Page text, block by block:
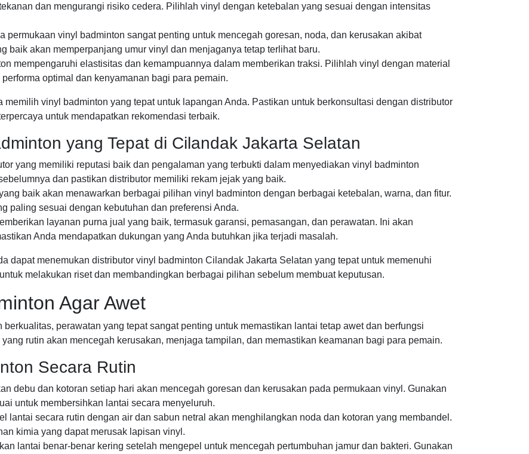
dan mengurangi risiko cedera. Pilihlah vinyl dengan ketebalan yang sesuai dengan intensitas
permukaan vinyl badminton sangat penting untuk mencegah goresan, noda, dan kerusakan akibat
baik akan memperpanjang umur vinyl dan menjaganya tetap terlihat baru.
mempengaruhi elastisitas dan kemampuannya dalam memberikan traksi. Pilihlah vinyl dengan material
optimal dan kenyamanan bagi para pemain.
memilih vinyl badminton yang tepat untuk lapangan Anda. Pastikan untuk berkonsultasi dengan distributor
untuk mendapatkan rekomendasi terbaik.
yang Tepat di Cilandak Jakarta Selatan
yang memiliki reputasi baik dan pengalaman yang terbukti dalam menyediakan vinyl badminton
dan pastikan distributor memiliki rekam jejak yang baik.
baik akan menawarkan berbagai pilihan vinyl badminton dengan berbagai ketebalan, warna, dan fitur.
paling sesuai dengan kebutuhan dan preferensi Anda.
layanan purna jual yang baik, termasuk garansi, pemasangan, dan perawatan. Ini akan
Anda mendapatkan dukungan yang Anda butuhkan jika terjadi masalah.
dapat menemukan distributor vinyl badminton Cilandak Jakarta Selatan yang tepat untuk memenuhi
melakukan riset dan membandingkan berbagai pilihan sebelum membuat keputusan.
Agar Awet
perawatan yang tepat sangat penting untuk memastikan lantai tetap awet dan berfungsi
rutin akan mencegah kerusakan, menjaga tampilan, dan memastikan keamanan bagi para pemain.
Secara Rutin
debu dan kotoran setiap hari akan mencegah goresan dan kerusakan pada permukaan vinyl. Gunakan
untuk membersihkan lantai secara menyeluruh.
lantai secara rutin dengan air dan sabun netral akan menghilangkan noda dan kotoran yang membandel.
kimia yang dapat merusak lapisan vinyl.
lantai benar-benar kering setelah mengepel untuk mencegah pertumbuhan jamur dan bakteri. Gunakan